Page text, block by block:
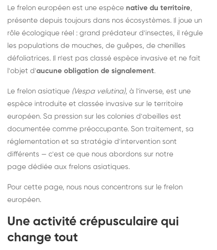
Le frelon européen est une espèce native du territoire,
présente depuis toujours dans nos écosystèmes. Il joue un
rôle écologique réel : grand prédateur d'insectes, il régule
les populations de mouches, de guêpes, de chenilles
défoliatrices. Il n'est pas classé espèce invasive et ne fait
l'objet d'aucune obligation de signalement.
Le frelon asiatique (Vespa velutina), à l'inverse, est une
espèce introduite et classée invasive sur le territoire
européen. Sa pression sur les colonies d'abeilles est
documentée comme préoccupante. Son traitement, sa
réglementation et sa stratégie d'intervention sont
différents — c'est ce que nous abordons sur notre
page dédiée aux frelons asiatiques.
Pour cette page, nous nous concentrons sur le frelon
européen.
Une activité crépusculaire qui
change tout